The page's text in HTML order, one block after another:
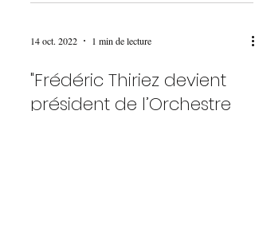
14 oct. 2022 1 min de lecture
"Frédéric Thiriez devient
président de l’Orchestre